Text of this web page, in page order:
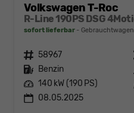
Volkswagen T-Roc
sofort lieferbar Gebrauchtwagen
Fahrzeugnr. 58967
Kraftstoff Benzin
Leistung 140 kW (190 PS)
08.05.2025